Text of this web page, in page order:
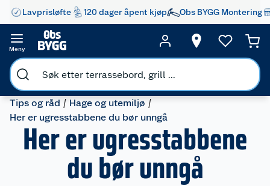
Lavprisløfte 120 dager åpent kjøp Obs BYGG Montering
Meny
Tips og råd
Hage og utemiljø
Her er ugresstabbene du bør unngå
Her er ugresstabbene
du bør unngå